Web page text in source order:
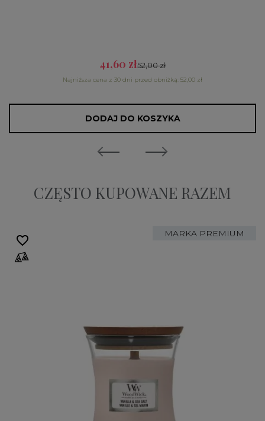
41,60 zł52,00 zł
Najniższa cena z 30 dni przed obniżką: 52,00 zł
DODAJ DO KOSZYKA
CZĘSTO KUPOWANE RAZEM
MARKA PREMIUM
favorite_border